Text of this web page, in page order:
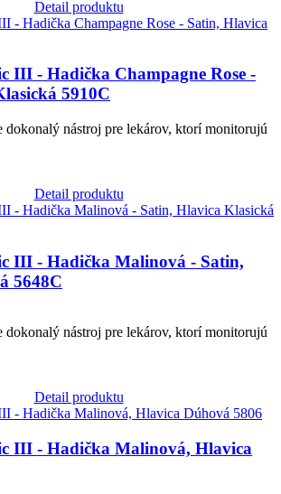
Detail produktu
III - Hadička Champagne Rose -
5910C
nástroj pre lekárov, ktorí monitorujú
Detail produktu
III - Hadička Malinová - Satin,
5648C
nástroj pre lekárov, ktorí monitorujú
Detail produktu
III - Hadička Malinová, Hlavica